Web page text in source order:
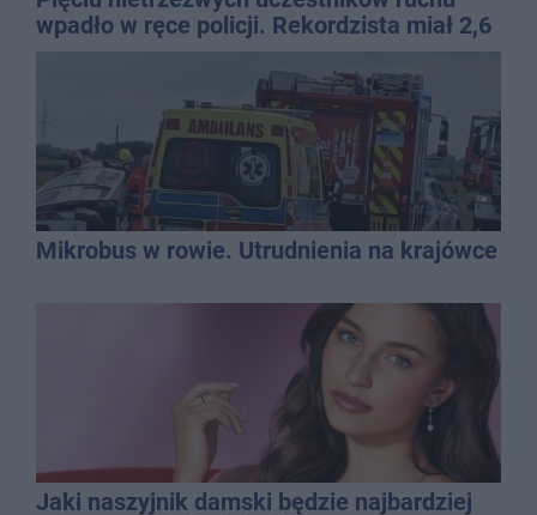
wpadło w ręce policji. Rekordzista miał 2,6
Mikrobus w rowie. Utrudnienia na krajówce
Jaki naszyjnik damski będzie najbardziej